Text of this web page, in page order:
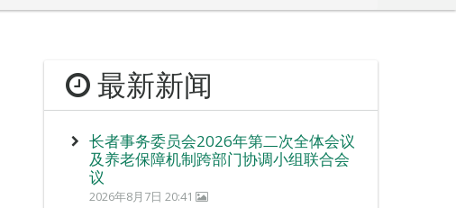
最新新闻
长者事务委员会2026年第二次全体会议
及养老保障机制跨部门协调小组联合会
议
2026年8月7日 20:41